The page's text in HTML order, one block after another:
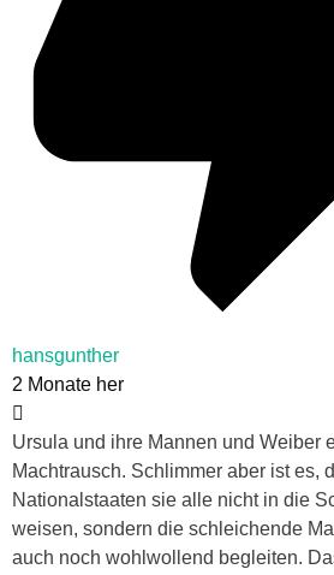
hansgunther
2 Monate her
Ursula und ihre Mannen und Weiber
Machtrausch. Schlimmer aber ist es,
Nationalstaaten sie alle nicht in die
weisen, sondern die schleichende
auch noch wohlwollend begleiten.